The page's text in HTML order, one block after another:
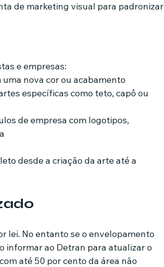
de marketing visual para padronizar
e empresas:
nova cor ou acabamento
específicas como teto, capô ou
de empresa com logotipos,
desde a criação da arte até a
lei. No entanto se o envelopamento
informar ao Detran para atualizar o
até 50 por cento da área não